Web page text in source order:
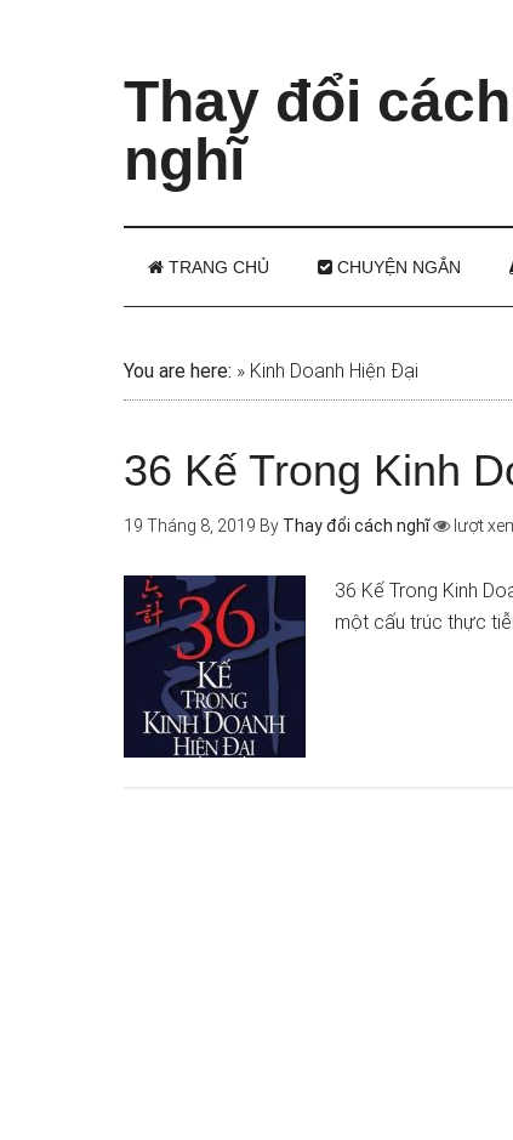
Thay đổi cách
nghĩ
TRANG CHỦ CHUYỆN NGẮN
You are here: » Kinh Doanh Hiện Đại
36 Kế Trong Kinh
19 Tháng 8, 2019 By Thay đổi cách nghĩ lượt
36 Kế Trong Kinh
một cấu trúc thực